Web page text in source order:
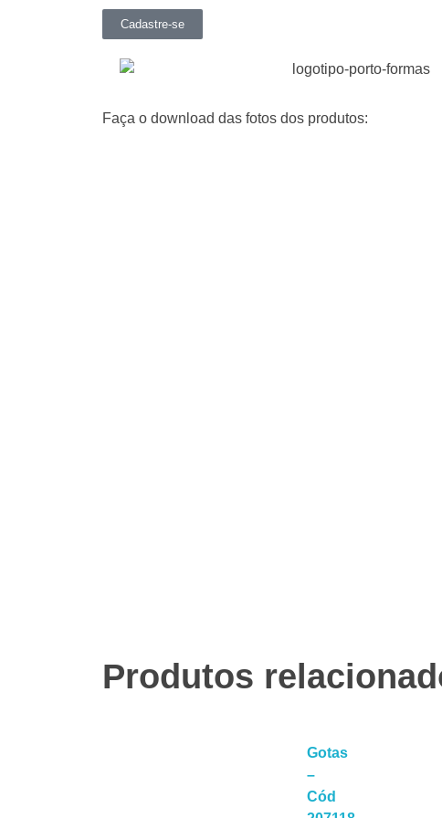
Cadastre-se
Faça o download das fotos dos produtos:
Produtos
Gotas
–
Cód